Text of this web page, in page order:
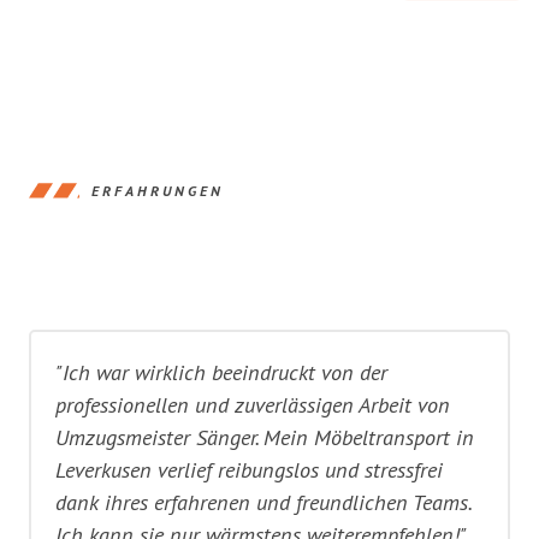
ERFAHRUNGEN
"Ich war wirklich beeindruckt von der
professionellen und zuverlässigen Arbeit von
Umzugsmeister Sänger. Mein Möbeltransport in
Leverkusen verlief reibungslos und stressfrei
dank ihres erfahrenen und freundlichen Teams.